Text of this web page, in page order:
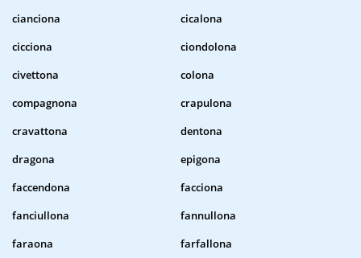
cianciona
cicalona
cicciona
ciondolona
civettona
colona
compagnona
crapulona
cravattona
dentona
dragona
epigona
faccendona
facciona
fanciullona
fannullona
faraona
farfallona